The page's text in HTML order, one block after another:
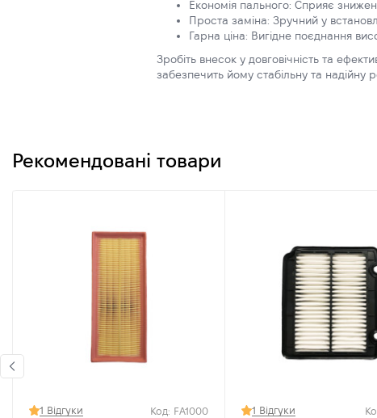
Економія пального: Сприяє
Проста заміна: Зручний у
Гарна ціна: Вигідне поєднання
Зробіть внесок у довговічність та
забезпечить йому стабільну та
Рекомендовані товари
1 Відгуки Код: FA1000 1 Відгуки